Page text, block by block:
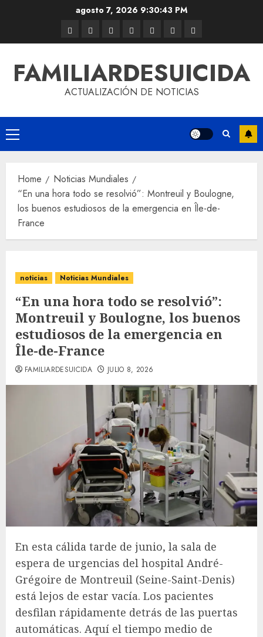
agosto 7, 2026 9:30:43 PM
FAMILIARDESUICIDA
ACTUALIZACIÓN DE NOTICIAS
Home
Noticias Mundiales
“En una hora todo se resolvió”: Montreuil y Boulogne,
los buenos estudiosos de la emergencia en Île-de-
France
noticias Noticias Mundiales
“En una hora todo se resolvió”:
Montreuil y Boulogne, los buenos
estudiosos de la emergencia en
Île-de-France
FAMILIARDESUICIDA JULIO 8, 2026
En esta cálida tarde de junio, la sala de
espera de urgencias del hospital André-
Grégoire de Montreuil (Seine-Saint-Denis)
está lejos de estar vacía. Los pacientes
desfilan rápidamente detrás de las puertas
automáticas. Aquí el tiempo medio de